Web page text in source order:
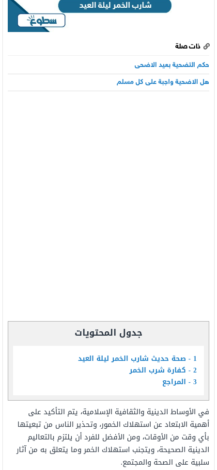
ذات صلة
حكم التضحية بعيد الاضحى
هل الاضحية واجبة على كل مسلم
جدول المحتويات
1
صحة حديث شارب الخمر ليلة العيد
2 كفارة شرب الخمر
3 المراجع
في الأوساط الدينية والثقافية الإسلامية، يتم التأكيد على
أهمية الابتعاد عن استهلاك الخمور، وتحذير الناس من تبعيتها
بأي وقت من الأوقات، ومن الأفضل للفرد أن يلتزم بالتعاليم
الدينية الصحيحة، ويتجنب استهلاك الخمر وما يتعلق به من آثار
سلبية على الصحة والمجتمع.